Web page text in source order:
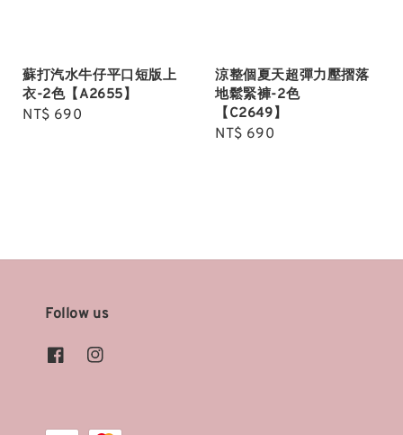
蘇打汽水牛仔平口短版上
衣-2色【A2655】
Regular
NT$ 690
涼整個夏天超彈力壓摺落
地鬆緊褲-2色
【C2649】
Regular
NT$ 690
Follow us